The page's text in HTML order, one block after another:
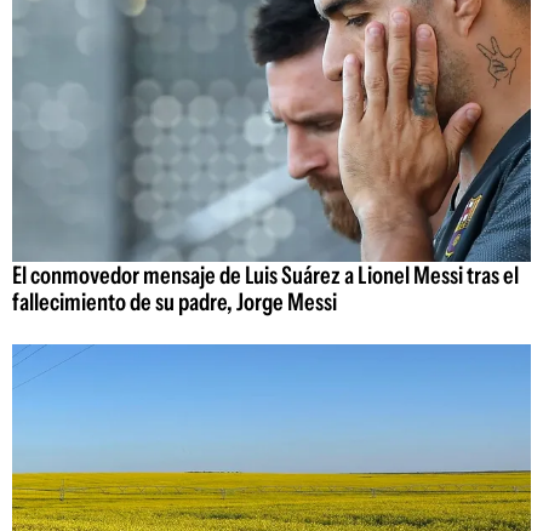
El conmovedor mensaje de Luis Suárez a Lionel Messi tras el
fallecimiento de su padre, Jorge Messi